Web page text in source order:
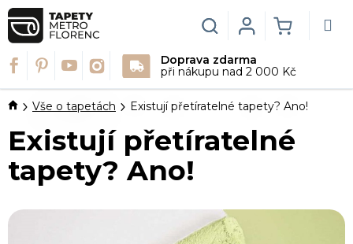
Přejít
na
obsah
Doprava zdarma
při nákupu nad 2 000 Kč
Hledat
KOŠÍK
Login
DomůVše o tapetách Existují přetíratelné tapety? Ano!
Existují přetíratelné
tapety? Ano!